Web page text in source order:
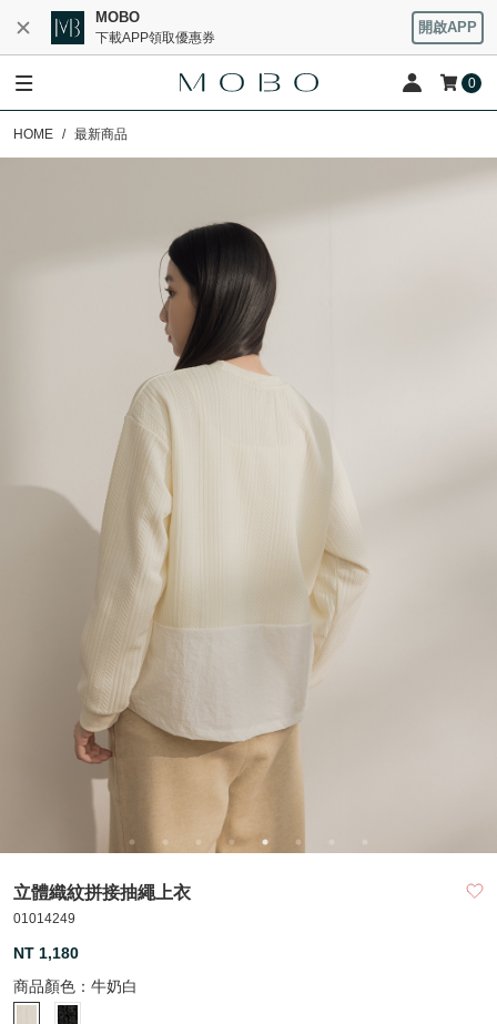
MOBO
下載APP領取優惠券
開啟APP
0
HOME 最新商品
立體織紋拼接抽繩上衣
01014249
NT 1,180
商品顏色： 牛奶白